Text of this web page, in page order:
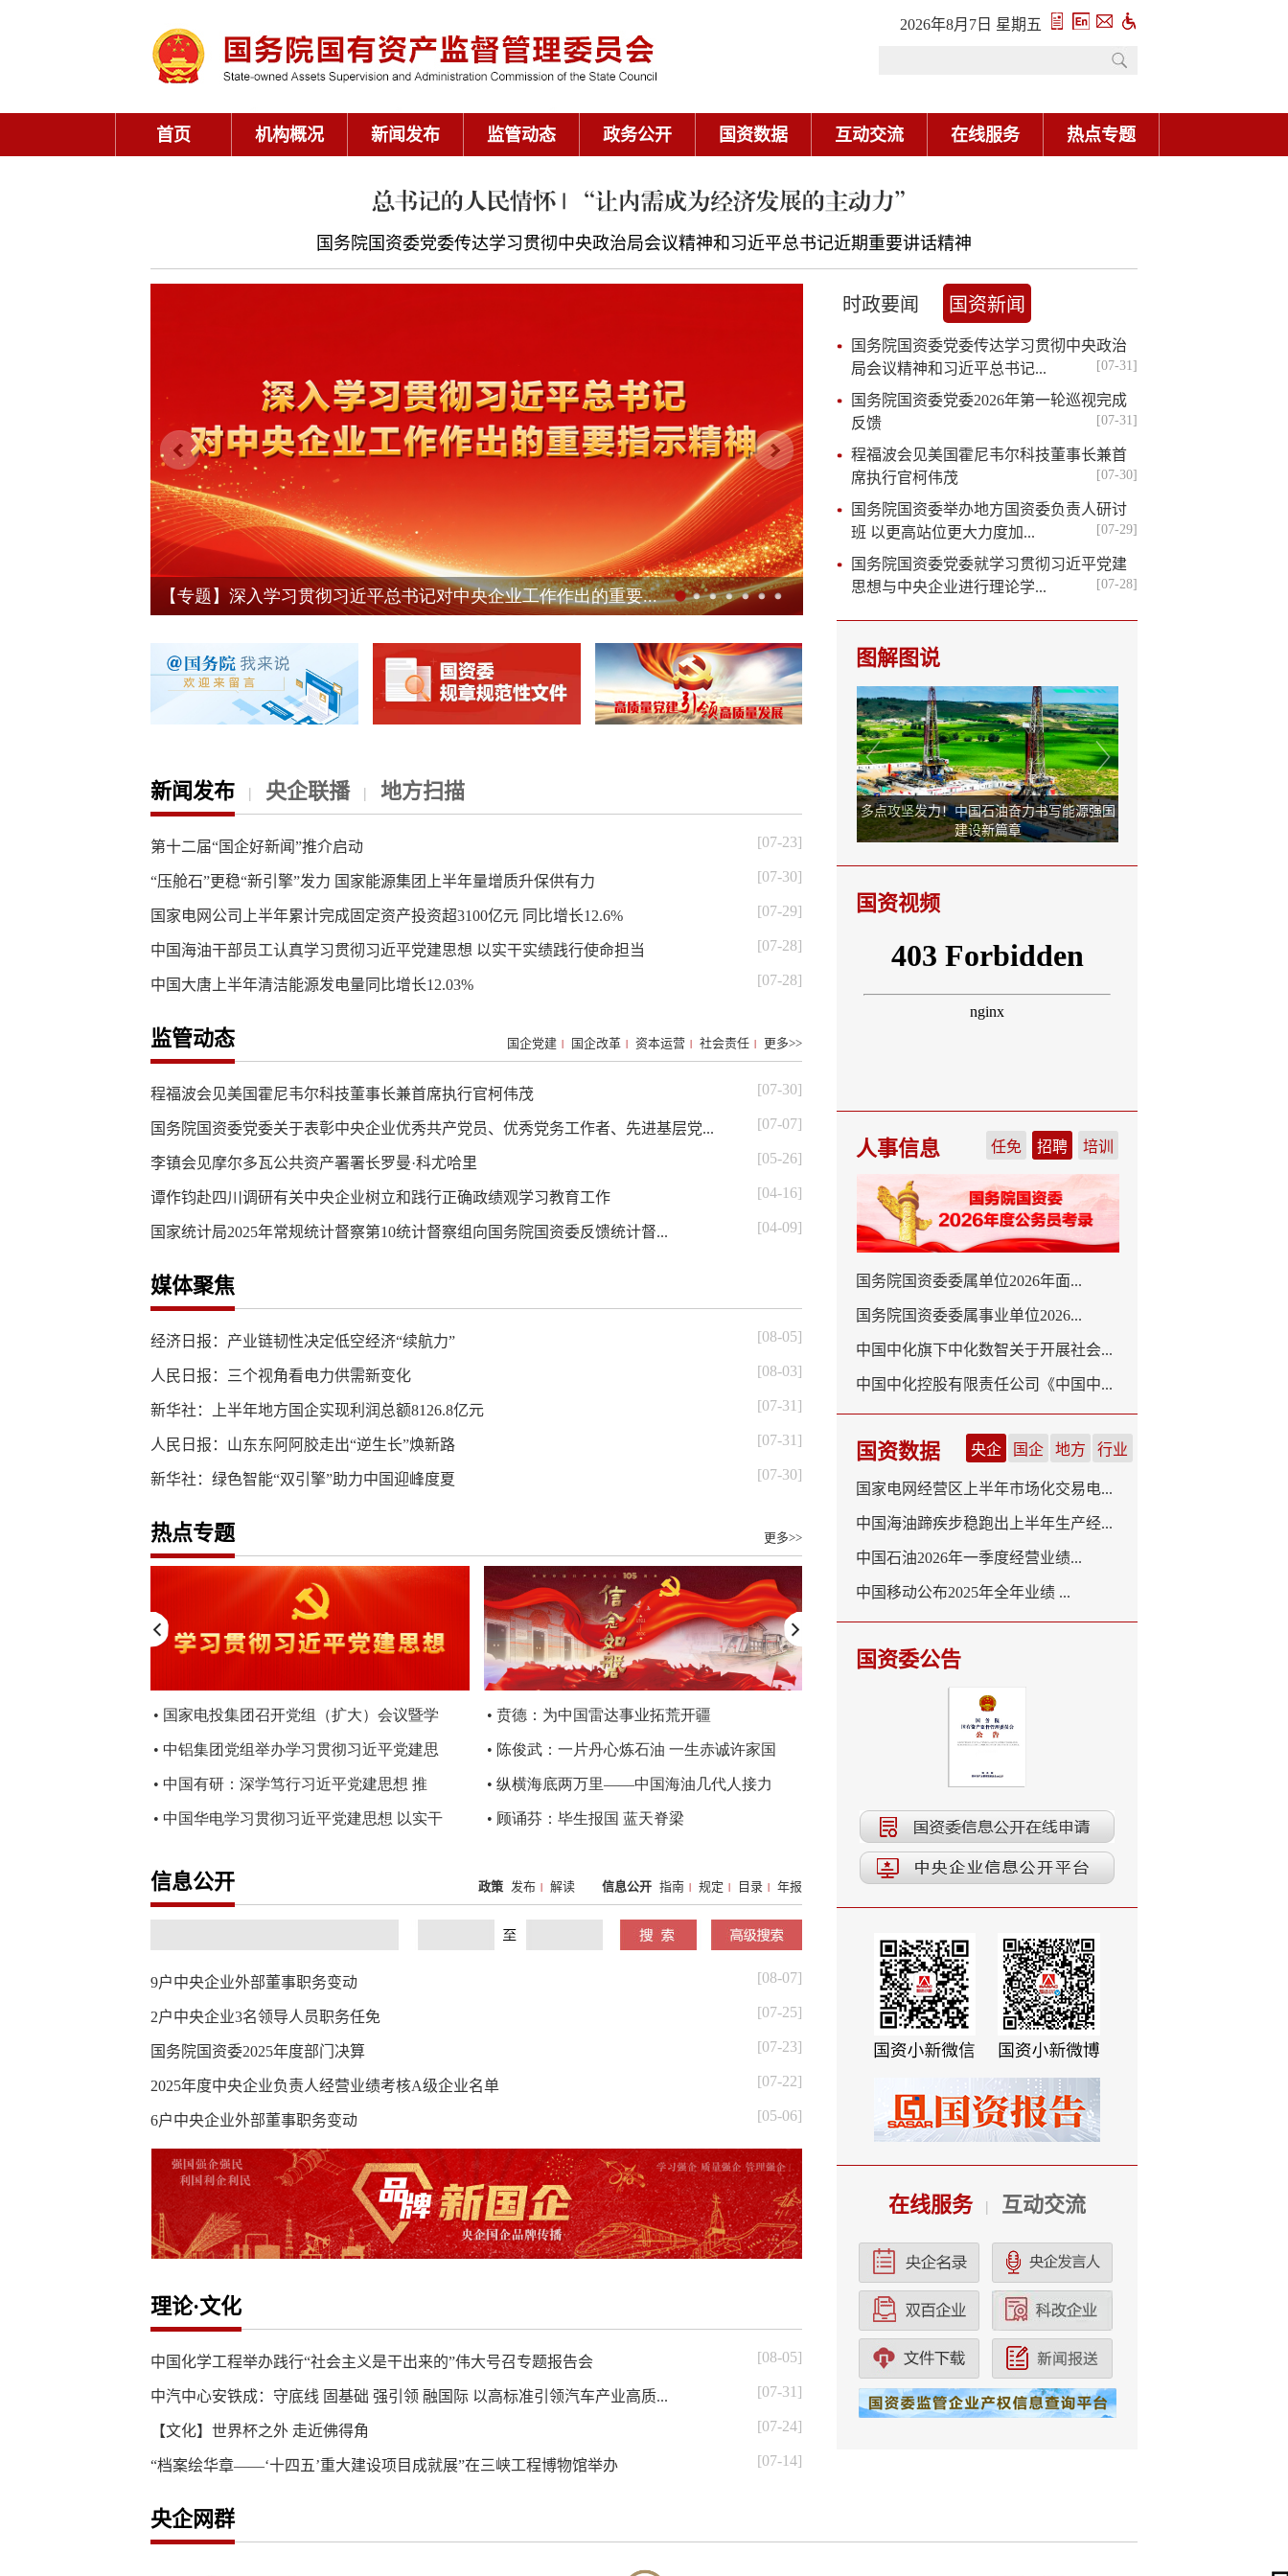
2026年8月7日 星期五
首页 机构概况 新闻发布 监管动态 政务公开 国资数据 互动交流 在线服务 热点专题
总书记的人民情怀 | “让内需成为经济发展的主动力”
国务院国资委党委传达学习贯彻中央政治局会议精神和习近平总书记近期重要讲话精神
新闻发布 | 央企联播 | 地方扫描
第十二届“国企好新闻”推介启动 [07-23]
“压舱石”更稳“新引擎”发力 国家能源集团上半年量增质升保供有力 [07-30]
国家电网公司上半年累计完成固定资产投资超3100亿元 同比增长12.6% [07-29]
中国海油干部员工认真学习贯彻习近平党建思想 以实干实绩践行使命担当 [07-28]
中国大唐上半年清洁能源发电量同比增长12.03% [07-28]
国企党建 | 国企改革 | 资本运营 | 社会责任 | 更多>>
监管动态
程福波会见美国霍尼韦尔科技董事长兼首席执行官柯伟茂 [07-30]
国务院国资委党委关于表彰中央企业优秀共产党员、优秀党务工作者、先进基层党... [07-07]
李镇会见摩尔多瓦公共资产署署长罗曼·科尤哈里 [05-26]
谭作钧赴四川调研有关中央企业树立和践行正确政绩观学习教育工作 [04-16]
国家统计局2025年常规统计督察第10统计督察组向国务院国资委反馈统计督... [04-09]
媒体聚焦
经济日报：产业链韧性决定低空经济“续航力” [08-05]
人民日报：三个视角看电力供需新变化 [08-03]
新华社：上半年地方国企实现利润总额8126.8亿元 [07-31]
人民日报：山东东阿阿胶走出“逆生长”焕新路 [07-31]
新华社：绿色智能“双引擎”助力中国迎峰度夏 [07-30]
更多>>
热点专题
政策 发布 | 解读 信息公开 指南 | 规定 | 目录 | 年报
信息公开
9户中央企业外部董事职务变动 [08-07]
2户中央企业3名领导人员职务任免 [07-25]
国务院国资委2025年度部门决算 [07-23]
2025年度中央企业负责人经营业绩考核A级企业名单 [07-22]
6户中央企业外部董事职务变动 [05-06]
理论·文化
中国化学工程举办践行“社会主义是干出来的”伟大号召专题报告会 [08-05]
中汽中心安铁成：守底线 固基础 强引领 融国际 以高标准引领汽车产业高质... [07-31]
【文化】世界杯之外 走近佛得角 [07-24]
“档案绘华章——‘十四五’重大建设项目成就展”在三峡工程博物馆举办 [07-14]
时政要闻 国资新闻
国务院国资委党委传达学习贯彻中央政治
局会议精神和习近平总书记...
[07-31]
国务院国资委党委2026年第一轮巡视完成
反馈
[07-31]
程福波会见美国霍尼韦尔科技董事长兼首
席执行官柯伟茂
[07-30]
国务院国资委举办地方国资委负责人研讨
班 以更高站位更大力度加...
[07-29]
国务院国资委党委就学习贯彻习近平党建
思想与中央企业进行理论学...
[07-28]
图解图说
国资视频
人事信息 任免 招聘 培训
国务院国资委委属单位2026年面...
国务院国资委委属事业单位2026...
中国中化旗下中化数智关于开展社会...
中国中化控股有限责任公司《中国中...
国资数据 央企 国企 地方 行业
国家电网经营区上半年市场化交易电...
中国海油蹄疾步稳跑出上半年生产经...
中国石油2026年一季度经营业绩...
中国移动公布2025年全年业绩 ...
国资委公告
在线服务 | 互动交流
央企网群